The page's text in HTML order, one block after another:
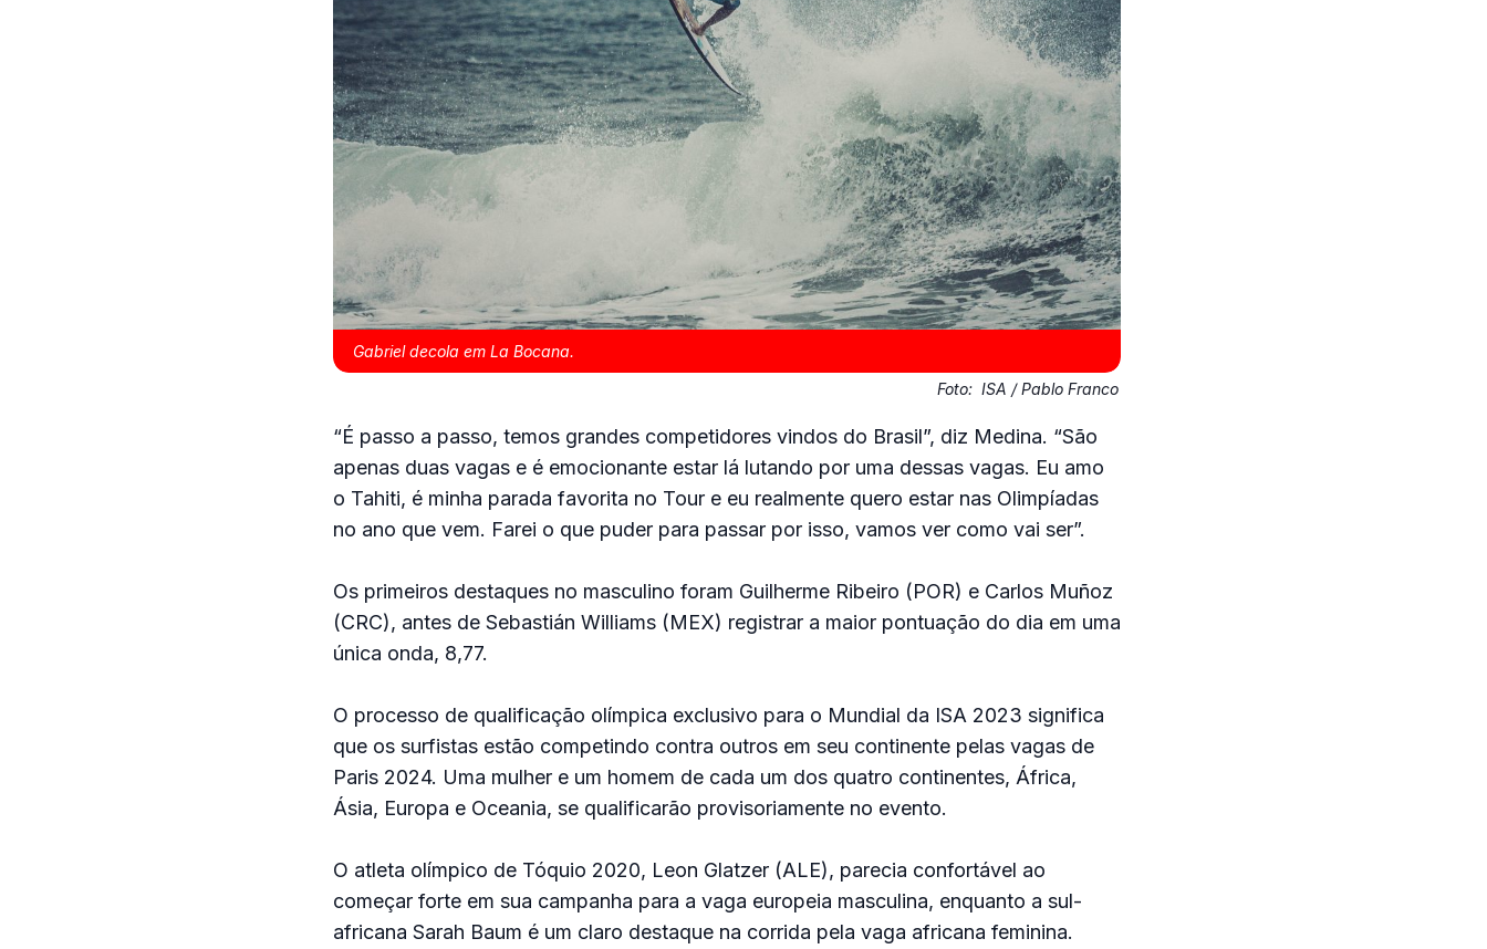
Gabriel decola em La Bocana.
Foto: ISA / Pablo Franco
“É passo a passo, temos grandes competidores vindos do Brasil”, diz Medina. “São
apenas duas vagas e é emocionante estar lá lutando por uma dessas vagas. Eu amo
o Tahiti, é minha parada favorita no Tour e eu realmente quero estar nas Olimpíadas
no ano que vem. Farei o que puder para passar por isso, vamos ver como vai ser”.
Os primeiros destaques no masculino foram Guilherme Ribeiro (POR) e Carlos Muñoz
(CRC), antes de Sebastián Williams (MEX) registrar a maior pontuação do dia em uma
única onda, 8,77.
O processo de qualificação olímpica exclusivo para o Mundial da ISA 2023 significa
que os surfistas estão competindo contra outros em seu continente pelas vagas de
Paris 2024. Uma mulher e um homem de cada um dos quatro continentes, África,
Ásia, Europa e Oceania, se qualificarão provisoriamente no evento.
O atleta olímpico de Tóquio 2020, Leon Glatzer (ALE), parecia confortável ao
começar forte em sua campanha para a vaga europeia masculina, enquanto a sul-
africana Sarah Baum é um claro destaque na corrida pela vaga africana feminina.